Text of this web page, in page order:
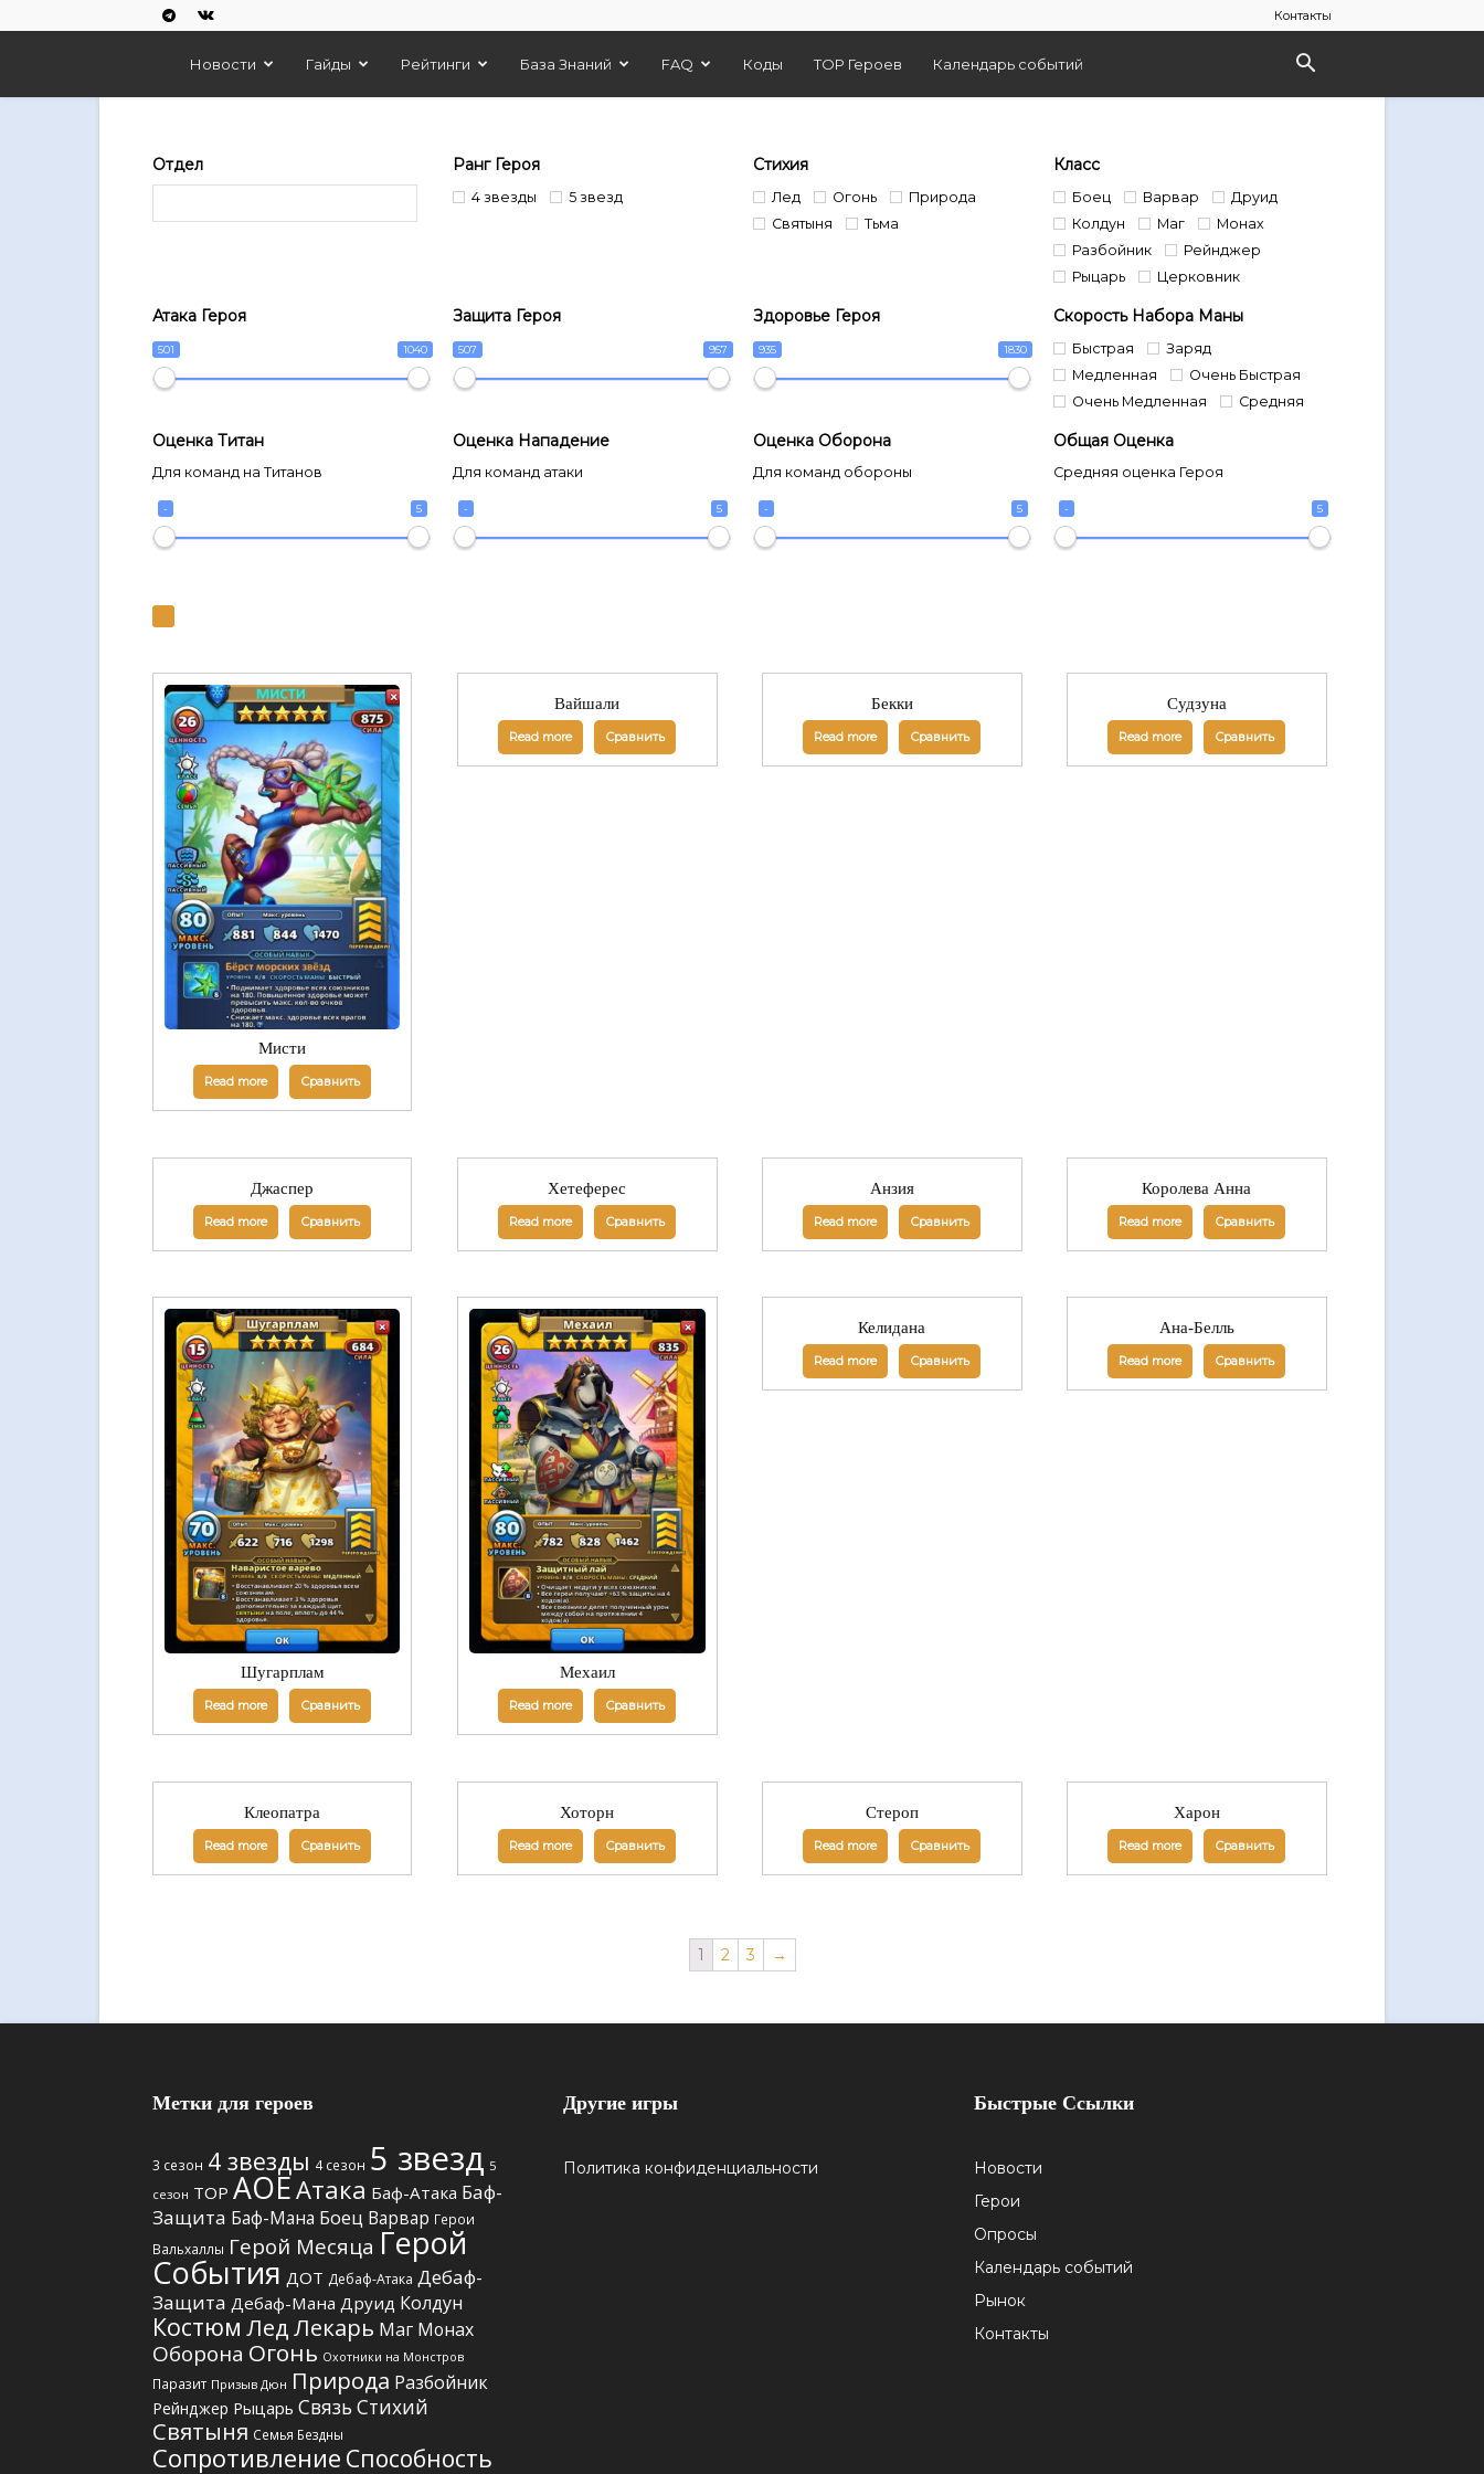
Контакты
Empires
Новости Гайды Рейтинги База Знаний FAQ Коды TOP Героев Календарь событий
Отдел Ранг Героя
4 звезды 5 звезд
Стихия
Лед Огонь
Природа
Святыня
Тьма
Класс
Боец Варвар
Друид
Колдун
Маг
Монах
Разбойник
Рейнджер
Рыцарь
Церковник
Атака Героя
501 1040
Защита Героя
507 957
Здоровье Героя
935 1830
Скорость Набора Маны
Быстрая
Заряд
Медленная
Очень Быстрая
Очень Медленная
Средняя
Оценка Титан
Для команд на Титанов
- 5
Оценка Нападение
Для команд атаки
- 5
Оценка Оборона
Для команд обороны
- 5
Общая Оценка
Средняя оценка Героя
- 5
Мисти
Read more Сравнить
Вайшали
Read more Сравнить
Бекки
Read more Сравнить
Судзуна
Read more Сравнить
Джаспер
Read more Сравнить
Хетеферес
Read more Сравнить
Анзия
Read more Сравнить
Королева Анна
Read more Сравнить
Шугарплам
Read more Сравнить
Мехаил
Read more Сравнить
Келидана
Read more Сравнить
Ана-Белль
Read more Сравнить
Клеопатра
Read more Сравнить
Хоторн
Read more Сравнить
Стероп
Read more Сравнить
Харон
Read more Сравнить
1 2 3 →
Метки для героев
3 сезон 4 звезды 4 сезон 5 звезд 5
сезон TOP АОЕАтака Баф-Атака Баф-
Защита Баф-Мана Боец Варвар Герои
Вальхаллы Герой Месяца Герой
События ДОТ Дебаф-Атака Дебаф-
Защита Дебаф-Мана Друид Колдун
Костюм ЛедЛекарь Маг Монах
Оборона Огонь Охотники на Монстров
Паразит Призыв Дюн Природа Разбойник
Рейнджер Рыцарь Связь Стихий
Святыня Семья Бездны
Сопротивление Способность
Другие игры
Политика конфиденциальности
Быстрые Ссылки
Новости
Герои
Опросы
Календарь событий
Рынок
Контакты